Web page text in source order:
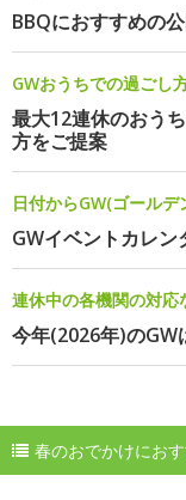
BBQにおすすめの
GWおうちでの過ごし
最大12連休のおう
方をご提案
日付からGW(ゴール
GWイベントカレン
連休中の各機関の対応
今年(2026年)のGW
春のおでかけにお